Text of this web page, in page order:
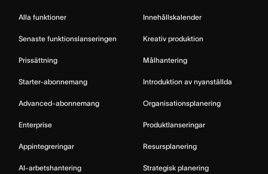
Alla funktioner
Senaste funktionslanseringen
Prissättning
Starter-abonnemang
Advanced-abonnemang
Enterprise
Appintegreringar
AI-arbetshantering
Innehållskalender
Kreativ produktion
Målhantering
Introduktion av nyanställda
Organisationsplanering
Produktlanseringar
Resursplanering
Strategisk planering